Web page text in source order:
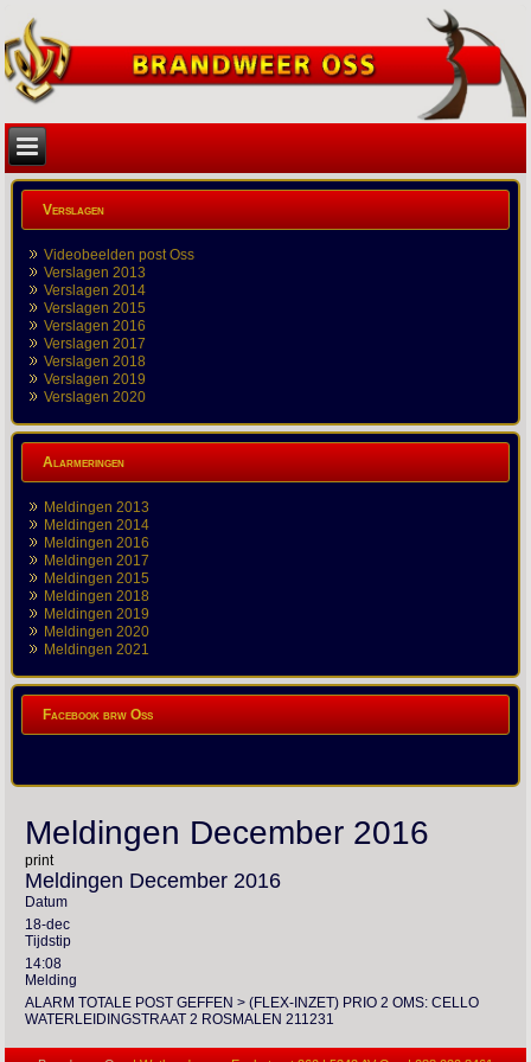
Verslagen
Videobeelden post Oss
Verslagen 2013
Verslagen 2014
Verslagen 2015
Verslagen 2016
Verslagen 2017
Verslagen 2018
Verslagen 2019
Verslagen 2020
Alarmeringen
Meldingen 2013
Meldingen 2014
Meldingen 2016
Meldingen 2017
Meldingen 2015
Meldingen 2018
Meldingen 2019
Meldingen 2020
Meldingen 2021
Facebook brw Oss
Meldingen December 2016
print
Meldingen December 2016
Datum
18-dec
Tijdstip
14:08
Melding
ALARM TOTALE POST GEFFEN > (FLEX-INZET) PRIO 2 OMS: CELLO
WATERLEIDINGSTRAAT 2 ROSMALEN 211231